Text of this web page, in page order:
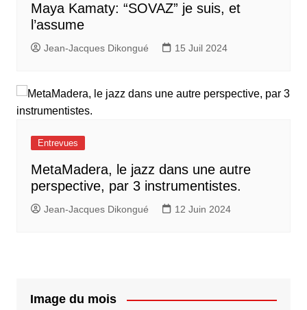
Maya Kamaty: “SOVAZ” je suis, et
l’assume
Jean-Jacques Dikongué 15 Juil 2024
Entrevues
MetaMadera, le jazz dans une autre
perspective, par 3 instrumentistes.
Jean-Jacques Dikongué 12 Juin 2024
Image du mois